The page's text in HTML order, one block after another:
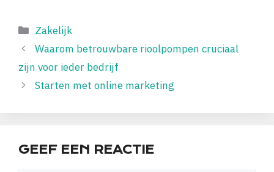
Categorieën
Zakelijk
Waarom betrouwbare rioolpompen cruciaal
zijn voor ieder bedrijf
Starten met online marketing
GEEF EEN REACTIE